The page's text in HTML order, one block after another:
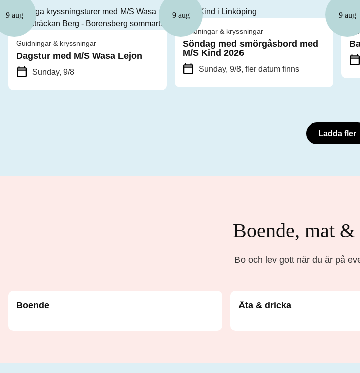
9 aug
Guidningar & kryssningar
Dagstur med M/S Wasa Lejon
Sunday, 9/8
9 aug
Guidningar & kryssningar
Söndag med smörgåsbord med
M/S Kind 2026
Sunday, 9/8, fler datum finns
9 aug
Ladda fler
Boende, mat
Bo och lev gott när du är på
Boende
Äta & dricka